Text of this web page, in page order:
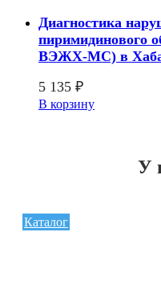
Диагностика
пиримидинового
ВЭЖХ-МС) в
5 135 ₽
В корзину
У
Каталог